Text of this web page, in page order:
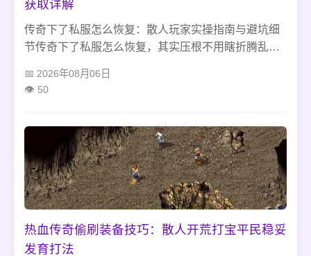
获取详解
传奇下了私服怎么恢复：散人玩家实操指南与避坑细
节传奇下了私服怎么恢复，其实压根不用瞎折腾乱重
不动就遇到登录闪退、画面花屏、版本校验失败、角
种复杂修复工具，也别白费力气想着把私服里的等
级、神装挪回原版，压根行不通。只要按实打实的实
操步骤清理残留、修复客户端、理顺账
2026年08月06日
50
热血传奇偷刷装备技巧：散人开荒打宝平民稳妥
发育打法